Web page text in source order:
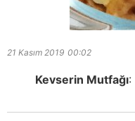
21 Kasım 2019 00:02
Kevserin Mutfağı: